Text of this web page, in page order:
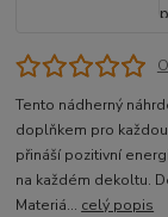
Tento nádherný
doplňkem pro
přináší pozitivní
na každém dekoltu.
Materiá... celý popis